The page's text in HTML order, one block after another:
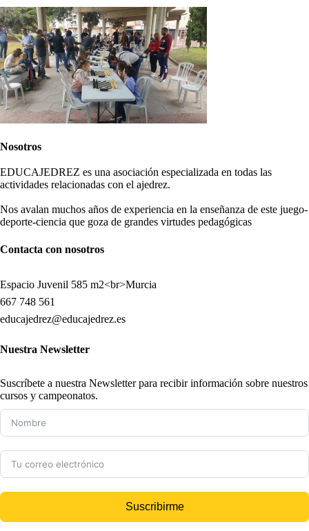
Nosotros
EDUCAJEDREZ es una asociación especializada en todas las
actividades relacionadas con el ajedrez.
Nos avalan muchos años de experiencia en la enseñanza de este juego-
deporte-ciencia que goza de grandes virtudes pedagógicas
Contacta con nosotros
Espacio Juvenil 585 m2<br>Murcia
667 748 561
educajedrez@educajedrez.es
Nuestra Newsletter
Suscríbete a nuestra Newsletter para recibir información sobre nuestros
cursos y campeonatos.
Suscribirme